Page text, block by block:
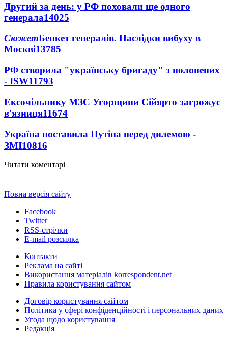
Другий за день: у РФ поховали ще одного
генерала14025
СюжетБенкет генералів. Наслідки вибуху в
Москві13785
РФ створила "українську бригаду" з полонених
- ISW11793
Ексочільнику МЗС Угорщини Сійярто загрожує
в'язниця11674
Україна поставила Путіна перед дилемою -
ЗМІ10816
Читати коментарі
Повна версія сайту
Facebook
Twitter
RSS-стрічки
E-mail розсилка
Контакти
Реклама на сайті
Використання матеріалів korrespondent.net
Правила користування сайтом
Договір користування сайтом
Політика у сфері конфіденційності і персональних даних
Угода щодо користування
Редакція